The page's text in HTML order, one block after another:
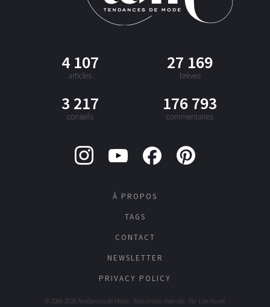
4 107
articles
27 169
brèves
3 217
conseils
176 793
commentaires
À PROPOS
TAGS
CONTACT
NEWSLETTER
PRIVACY POLICY
© 2006-2026 Tendances de Mode - Tous droits réservés - Par Lise Huret